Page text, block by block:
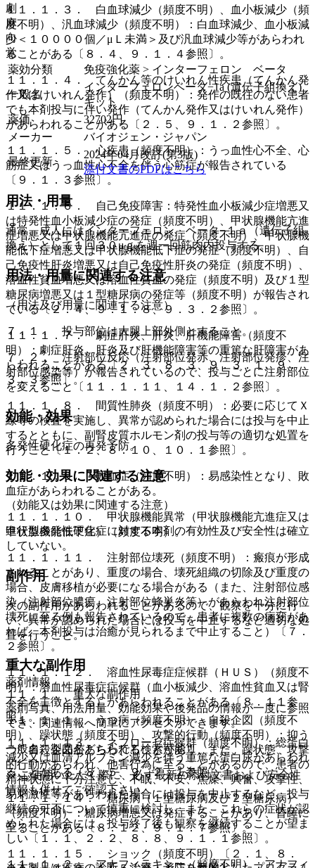
１１．１．３． 白血球減少（頻度不明）、血小板減少（頻
度不明）、汎血球減少（頻度不明）：白血球減少、血小板減
少＜１００００個／μＬ未満＞及び汎血球減少等があらわれ
ることがある〔８．４、９．１．４参照〕。
１１．１．４． てんかん等のけいれん性疾患（てんかん発
作又はけいれん発作）（頻度不明）：発作の既往のない患者
でも本剤投与に伴い発作（てんかん発作又はけいれん発作）
があらわれることがある〔２．５、９．１．２参照〕。
１１．１．５． 心疾患（頻度不明）：うっ血性心不全、心
筋症又はうっ血性心不全を伴う心筋症が報告されている
〔９．１．３参照〕。
１１．１．６． 自己免疫障害：特発性血小板減少症増悪又
は特発性血小板減少症の発症（頻度不明）、甲状腺機能亢進
症増悪又は甲状腺機能亢進症の発症（頻度不明）、甲状腺機
能低下症増悪又は甲状腺機能低下症の発症（頻度不明）、自
己免疫性肝炎増悪又は自己免疫性肝炎の発症（頻度不明）、
溶血性貧血増悪又は溶血性貧血の発症（頻度不明）及び１型
糖尿病増悪又は１型糖尿病の発症等（頻度不明）が報告され
ている〔２．４、９．１．８、９．３．２参照〕。
１１．１．７． 劇症肝炎、肝炎、肝機能障害（頻度不
明）：劇症肝炎、肝炎及び肝機能障害等の重篤な肝障害があ
らわれることがある〔２．３、８．３、９．３．１、９．
３．３参照〕。
１１．１．８． 間質性肺炎（頻度不明）：必要に応じてＸ
線等の検査を実施し、異常が認められた場合には投与を中止
するとともに、副腎皮質ホルモン剤の投与等の適切な処置を
行うこと〔１．２、８．１０、１０．１参照〕。
１１．１．９． 敗血症（頻度不明）：易感染性となり、敗
血症があらわれることがある。
１１．１．１０． 甲状腺機能異常（甲状腺機能亢進症又は
甲状腺機能低下症）（頻度不明）。
１１．１．１１． 注射部位壊死（頻度不明）：瘢痕が形成
されることがあり、重度の場合、壊死組織の切除及び重度の
場合、皮膚移植が必要になる場合がある（また、注射部位感
染（注射部位膿瘍、注射部位蜂巣炎等）があらわれ注射部位
壊死に至る例も報告されているので、患者に複数の病変があ
れば、本剤投与は治癒が見られるまで中止すること）〔７．
２参照〕。
１１．１．１２． 溶血性尿毒症症候群（ＨＵＳ）（頻度不
明）：溶血性尿毒症症候群（血小板減少、溶血性貧血又は腎
不全を主徴とする）があらわれることがある〔８．１１参
照〕。
１１．１．１３． ネフローゼ症候群（頻度不明）：総蛋白
減少又は血清アルブミン減少を伴う重篤な蛋白尿があらわれ
ることがある〔８．５、９．２．１参照〕。
１１．１．１４． 糖尿病（１型糖尿病及び２型糖尿病）
（頻度不明）：糖尿病増悪又は発症することがあり、昏睡に
至ることがある〔８．１２、９．１．７参照〕。
１１．１．１５． ショック（頻度不明）〔２．１、８．
劇
麻
向
覚
薬効分類
免疫強化薬 > インターフェロン ベータ
一般名
インターフェロンベータ−1a (遺伝子組換え)
キット
薬価
32702円
メーカー
バイオジェン・ジャパン
最終更新
2024年04月改訂(第3版)
添付文書のPDFはこちら
用法・用量
通常、成人にはインターフェロン ベータ−１ａ（遺伝子組
換え）として１回３０μｇを週一回筋肉内投与する。
用法・用量に関連する注意
（用法及び用量に関連する注意）
７．１． 投与部位は大腿上部外側とすること。
７．２． 注射部位反応（注射部位発赤、注射部位発疹、注
射部位感染等）が報告されているので、投与ごとに注射部位
を変えること〔１１．１．１１、１４．１．２参照〕。
効能・効果
多発性硬化症の再発予防。
効能・効果に関連する注意
（効能又は効果に関連する注意）
進行型多発性硬化症に対する本剤の有効性及び安全性は確立
していない。
副作用
次の副作用があらわれることがあるので、観察を十分に行
い、異常が認められた場合には投与を中止するなど適切な処
置を行うこと。
重大な副作用
１１．１． 重大な副作用
１１．１．１． うつ病（頻度不明）、自殺企図（頻度不
明）、躁状態（頻度不明）、攻撃的行動（頻度不明）：抑う
つ、自殺企図があらわれることがあり、また、躁状態、攻撃
的行動があらわれ、他害行為に至ることがあるので、患者の
精神状態に十分注意し、不眠、不安、焦燥、興奮、攻撃性、
易刺激性等があらわれた場合には投与を中止するなど、投与
継続の可否について慎重に検討し、また、これらの症状が認
められた場合には、投与終了後も観察を継続することが望ま
しい〔１．１、２．２、８．８、９．１．１参照〕。
１１．１．２． アナフィラキシー（頻度不明）：アナフィ
薬剤情報
薬剤写真、用法用量、効能効果や後発品の情報が一度に参照
でき、関連情報へ簡単にアクセスができます。
一般名、製品名どちらでも検索可能！
※ ご使用いただく際に、必ず最新の添付文書および安全性
情報も併せてご確認下さい。